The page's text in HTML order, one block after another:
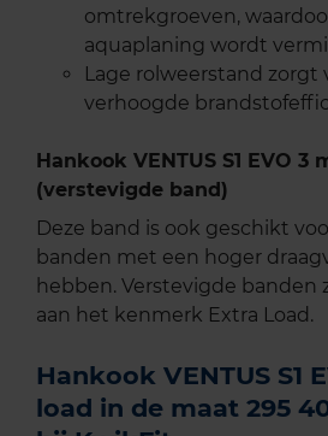
omtrekgroeven,
aquaplaning wordt
Lage rolweerstand zorgt
verhoogde
Hankook VENTUS S1 EVO 3
(verstevigde band)
Deze band is ook geschikt
banden met een hoger
hebben. Verstevigde banden
aan het kenmerk Extra Load.
Hankook VENTUS S1
load in de maat 295